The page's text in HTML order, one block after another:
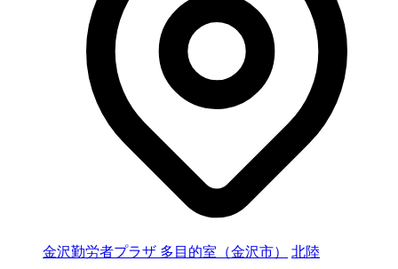
金沢勤労者プラザ 多目的室（金沢市） 北陸